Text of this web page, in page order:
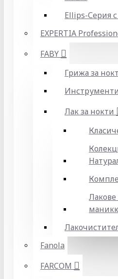
Ellips-Серия
EXPERTIA
FABY
Грижа за
Инструменти
Лак за нокти
Лакове
Fanola
FARCOM